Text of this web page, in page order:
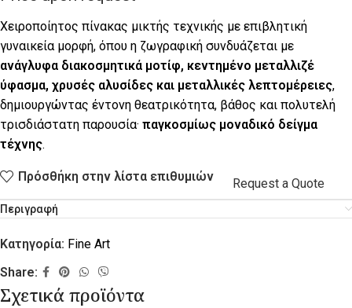
Χειροποίητος πίνακας μικτής τεχνικής με επιβλητική
γυναικεία μορφή, όπου η ζωγραφική συνδυάζεται με
ανάγλυφα διακοσμητικά μοτίφ, κεντημένο μεταλλιζέ
ύφασμα, χρυσές αλυσίδες και μεταλλικές λεπτομέρειες,
δημιουργώντας έντονη θεατρικότητα, βάθος και πολυτελή
τρισδιάστατη παρουσία· παγκοσμίως μοναδικό δείγμα
τέχνης.
Πρόσθήκη στην λίστα επιθυμιών Request a Quote
Περιγραφή
Κατηγορία: Fine Art
Share:
Σχετικά προϊόντα